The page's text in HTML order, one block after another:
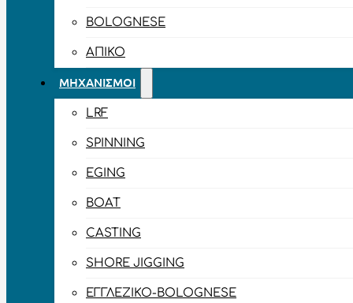
BOLOGNESE
ΑΠΊΚΟ
ΜΗΧΑΝΙΣΜΟΊ
LRF
SPINNING
EGING
BOAT
CASTING
SHORE JIGGING
ΕΓΓΛΈΖΙΚΟ-BOLOGNESE